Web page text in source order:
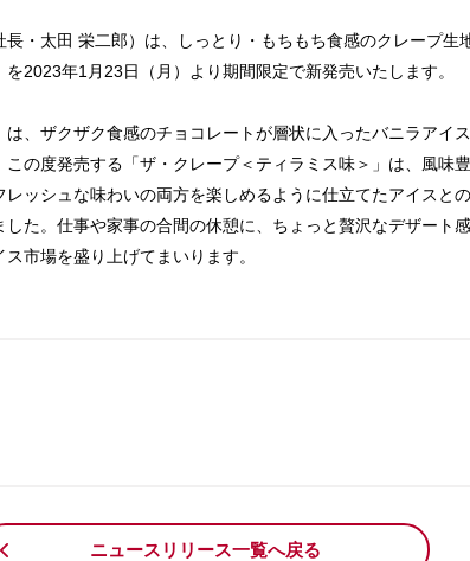
・太田 栄二郎）は、しっとり・もちもち食感のクレープ生
2023年1月23日（月）より期間限定で新発売いたします。
、ザクザク食感のチョコレートが層状に入ったバニラアイ
の度発売する「ザ・クレープ＜ティラミス味＞」は、風味
ッシュな味わいの両方を楽しめるように仕立てたアイスと
た。仕事や家事の合間の休憩に、ちょっと贅沢なデザート
市場を盛り上げてまいります。
ニュースリリース一覧へ戻る